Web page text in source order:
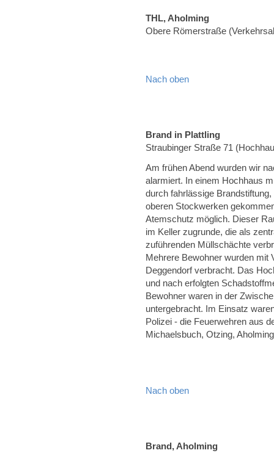
THL, Aholming
Obere Römerstraße
Nach oben
Brand in Plattling
Straubinger Straße 71
Am frühen Abend wurden wir
alarmiert. In einem Hochhaus
durch fahrlässige
oberen Stockwerken
Atemschutz möglich. Dieser
im Keller zugrunde, die als
zuführenden Müllschächte
Mehrere Bewohner wurden mit
Deggendorf verbracht. Das
und nach erfolgten
Bewohner waren in der
untergebracht. Im Einsatz
Polizei - die Feuerwehren aus
Michaelsbuch, Otzing,
Nach oben
Brand, Aholming